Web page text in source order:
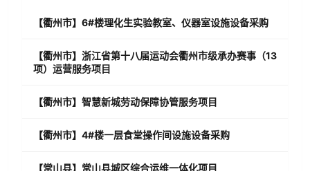
【衢州市】6#楼理化生实验教室、仪器室设施设备采购
【衢州市】浙江省第十八届运动会衢州市级承办赛事（13
项）运营服务项目
【衢州市】智慧新城劳动保障协管服务项目
【衢州市】4#楼一层食堂操作间设施设备采购
【常山县】常山县城区综合运维一体化项目